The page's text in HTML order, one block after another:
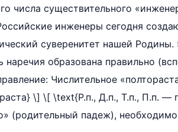
числа существительного
инженеры сегодня
суверенитет нашей
наречия образована правильно
Числительное
\] \[ \text{Р.п., Д.п., Т.п., П.п. —
(родительный падеж),